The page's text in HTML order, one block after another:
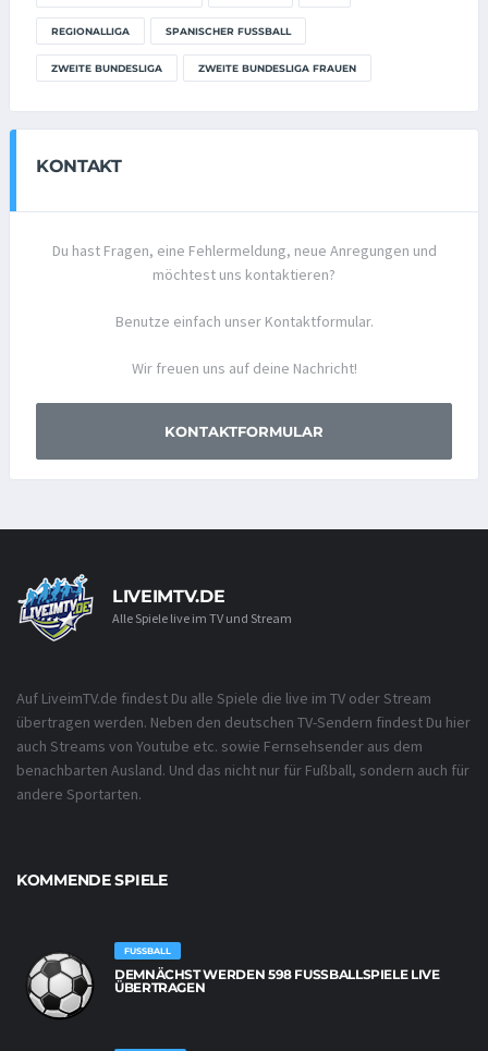
REGIONALLIGA SPANISCHER FUSSBALL
ZWEITE BUNDESLIGA ZWEITE BUNDESLIGA FRAUEN
KONTAKT
Du hast Fragen, eine Fehlermeldung, neue Anregungen und
möchtest uns kontaktieren?
Benutze einfach unser Kontaktformular.
Wir freuen uns auf deine Nachricht!
KONTAKTFORMULAR
LIVEIMTV.DE
Alle Spiele live im TV und Stream
Auf LiveimTV.de findest Du alle Spiele die live im TV oder Stream
übertragen werden. Neben den deutschen TV-Sendern findest Du hier
auch Streams von Youtube etc. sowie Fernsehsender aus dem
benachbarten Ausland. Und das nicht nur für Fußball, sondern auch für
andere Sportarten.
KOMMENDE SPIELE
FUSSBALL
DEMNÄCHST WERDEN 598 FUSSBALLSPIELE LIVE Ü
BERTRAGEN